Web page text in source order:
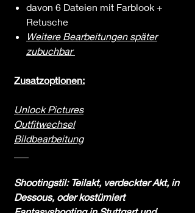
davon 6 Dateien mit Farblook +
Retusche
Weitere Bearbeitungen später
zubuchbar
Zusatzoptionen:
Unlock Pictures
Outfitwechsel
Bildbearbeitung
Shootingstil: Teilakt, verdeckter Akt, in
Dessous, oder kostümiert